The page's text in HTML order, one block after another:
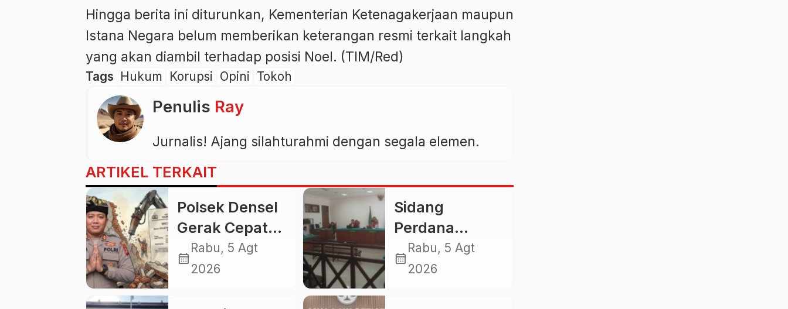
Hingga berita ini diturunkan, Kementerian Ketenagakerjaan maupun
Istana Negara belum memberikan keterangan resmi terkait langkah
yang akan diambil terhadap posisi Noel. (TIM/Red)
Tags Hukum Korupsi Opini Tokoh
Penulis Ray
Jurnalis! Ajang silahturahmi dengan segala elemen.
ARTIKEL TERKAIT
Polsek Densel
Gerak Cepat
Tangani Kasus
Pengerusakan,
calendar_month
Rabu, 5 Agt
2026
Sidang
Perdana
Gugatan
Sengketa Batu
calendar_month
Rabu, 5 Agt
2026